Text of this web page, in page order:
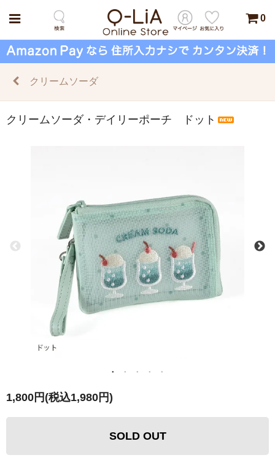
0
クリームソーダ
クリームソーダ・デイリーポーチ ドット
1,800円(税込1,980円)
SOLD OUT